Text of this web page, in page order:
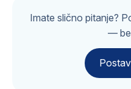
Imate slično pitanje?
—